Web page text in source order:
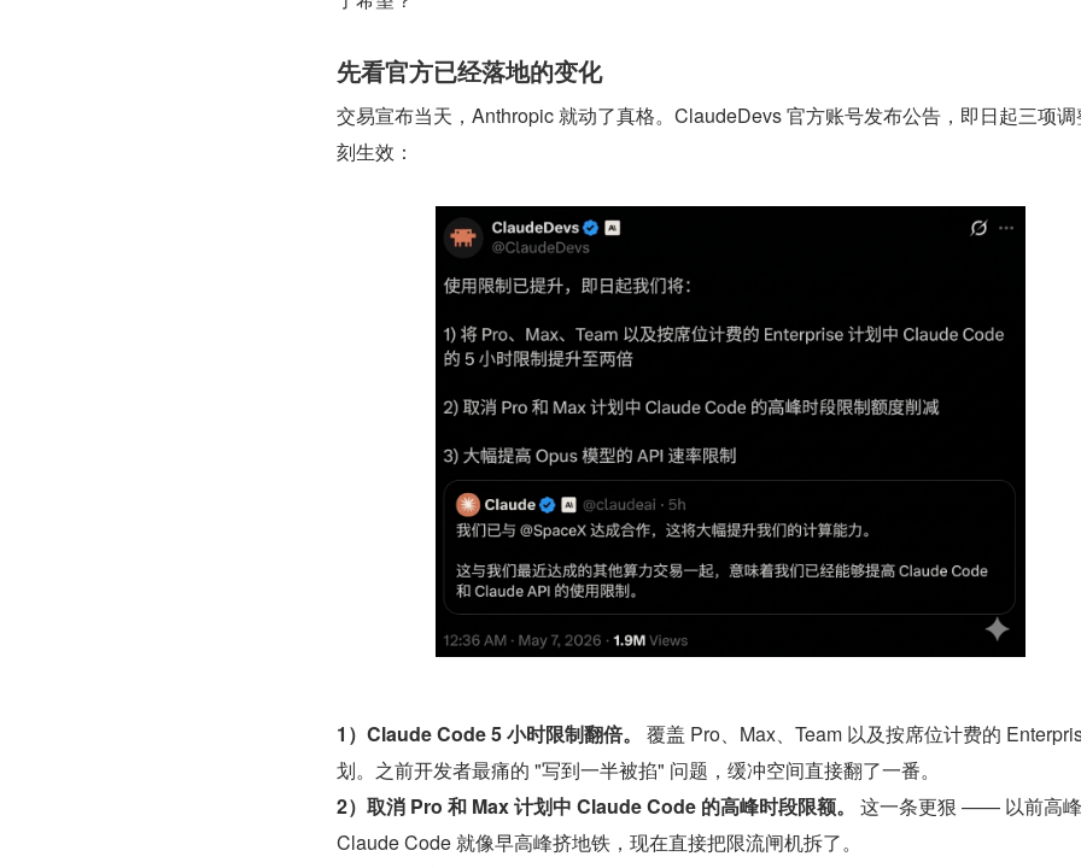
先看官方已经落地的变化
交易宣布当天，Anthropic 就动了真格。ClaudeDevs 官方账号发布公告，即日起三项
刻生效：
1）Claude Code 5 小时限制翻倍。
覆盖 Pro、Max、Team 以及按席位计费的
划。之前开发者最痛的 "写到一半被掐" 问题，缓冲空间直接翻了一番。
2）取消 Pro 和 Max 计划中 Claude Code 的高峰时段限额。
这一条更狠 —— 以前高
Claude Code 就像早高峰挤地铁，现在直接把限流闸机拆了。